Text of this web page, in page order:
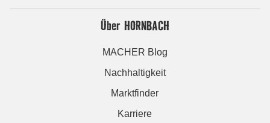
Über HORNBACH
MACHER Blog
Nachhaltigkeit
Marktfinder
Karriere